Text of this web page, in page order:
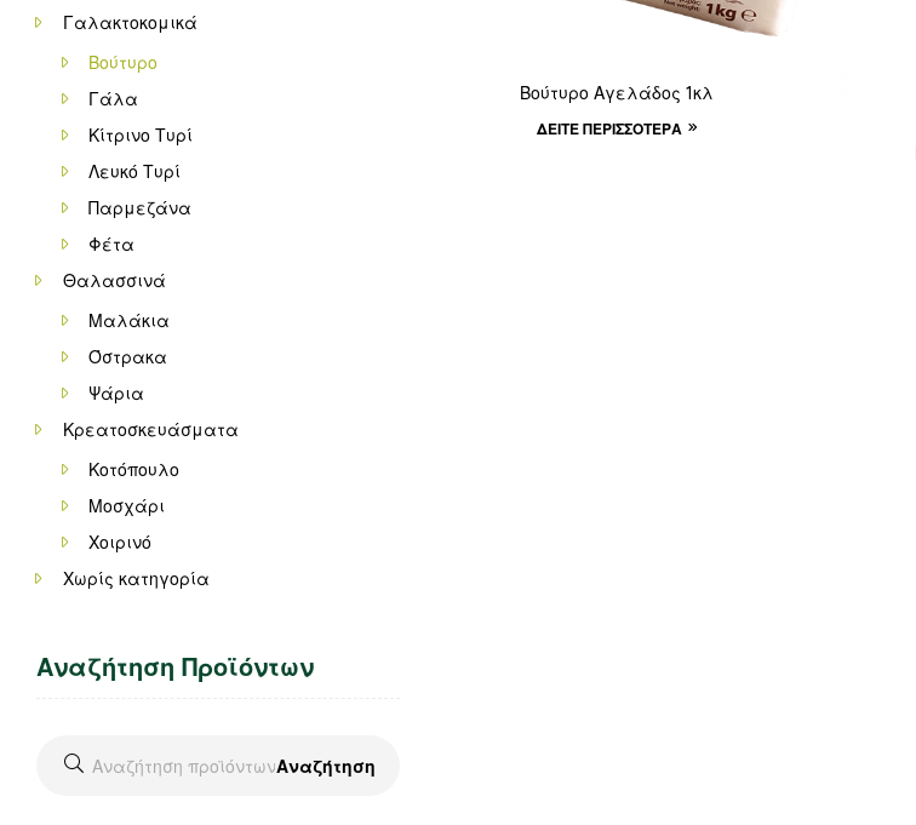
Βούτυρο Αγελάδος 1κλ
ΔΕΊΤΕ ΠΕΡΙΣΣΌΤΕΡΑ
Γαλακτοκομικά
Βούτυρο
Γάλα
Κίτρινο Τυρί
Λευκό Τυρί
Παρμεζάνα
Φέτα
Θαλασσινά
Μαλάκια
Όστρακα
Ψάρια
Κρεατοσκευάσματα
Κοτόπουλο
Μοσχάρι
Χοιρινό
Χωρίς κατηγορία
Αναζήτηση Προϊόντων
Αναζήτηση